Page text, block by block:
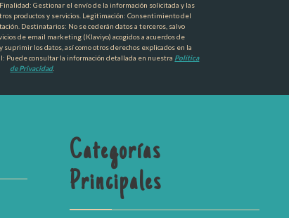
Gestionar el envío de la información solicitada y las
productos y servicios. Legitimación: Consentimiento del
Destinatarios: No se cederán datos a terceros, salvo
de email marketing (Klaviyo) acogidos a acuerdos de
suprimir los datos, así como otros derechos explicados en la
Puede consultar la información detallada en nuestra Política
de Privacidad.
Categorías
Principales